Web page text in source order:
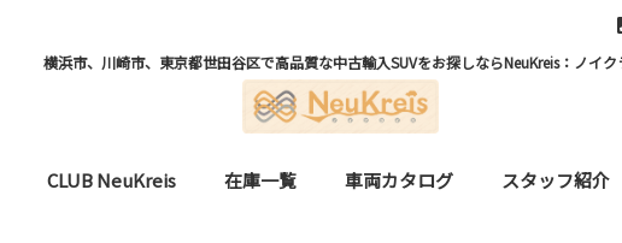
横浜市、川崎市、東京都世田谷区で高品質な中古輸入SUVをお探しならNeuKreis：ノイク
CLUB NeuKreis 在庫一覧 車両カタログ スタッフ紹介